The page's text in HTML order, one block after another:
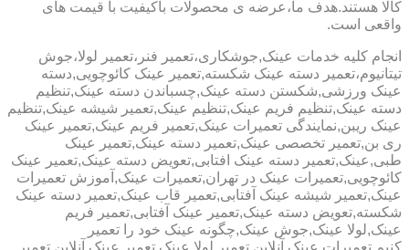
کالا هستند.هدف ما،عرضه ی محصولات باکیفیت با قیمت های
واقعی است.
انجام کلیه خدمات عینک,جوشکاری،تعمیر فنر،تعمیر لولا،جوش
تیتانیوم،تعمیر دسته عینک شکسته,تعمیر عینک کائوچویی,دسته
عینک ورزشی,شکستن دسته عینک,چسباندن دسته عینک,تنظیم
دسته عینک,تنظیم فریم عینک,تنظیم عینک,تعمیر شیشه عینک,تنظیم
عینک ریبن,نمایندگی تعمیرات عینک,تعمیر فریم عینک,تعمیر عینک
ری بن,تعمیر تخصصی عینک,تعمیر دسته عینک,تعمیر عینک
طبی,عینک,تعمیر دسته عینک افتابی,تعویض دسته عینک,تعمیر عینک
کائوچویی,تعمیرات عینک در تهران,تعمیرات عینک,آموزش تعمیرات
عینک,تعمیر شیشه عینک آفتابی,تعمیر قاب عینک,تعمیر دسته عینک
شکسته,تعویض دسته عینک,تعمیر عینک آفتابی,تعمیر فریم
عینک,لولا عینک,جوش عینک,چگونه عینک خود را تعمیر
کنیم,تعمیرات عینک آنلاین,تعمیر لولا عینک,تعمیر عینک آنلاین,تعمیر